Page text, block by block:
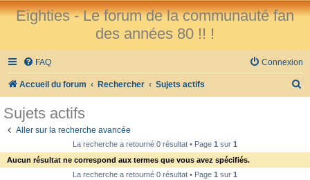
Eighties - Le forum de la communauté fan
des années 80 !! !
FAQ Connexion
Accueil du forum Rechercher Sujets actifs
Sujets actifs
Aller sur la recherche avancée
La recherche a retourné 0 résultat • Page 1 sur 1
Aucun résultat ne correspond aux termes que vous avez spécifiés.
La recherche a retourné 0 résultat • Page 1 sur 1